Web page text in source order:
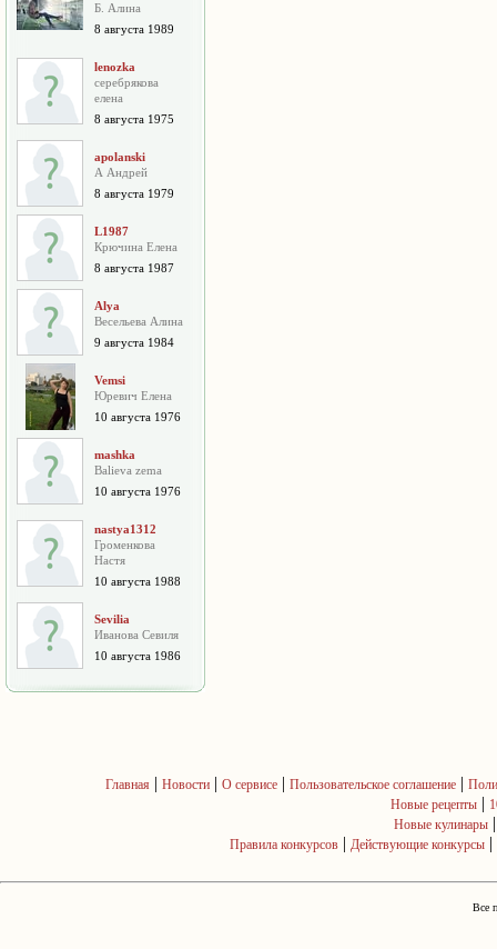
Б. Алина
8 августа 1989
lenozka
серебрякова
елена
8 августа 1975
apolanski
А Андрей
8 августа 1979
L1987
Крючина Елена
8 августа 1987
Alya
Весельева Алина
9 августа 1984
Vemsi
Юревич Елена
10 августа 1976
mashka
Balieva zema
10 августа 1976
nastya1312
Громенкова
Настя
10 августа 1988
Sevilia
Иванова Севиля
10 августа 1986
Главная | Новости| О сервисе| Пользовательское соглашение|
Новые рецепты |
Новые кулинары
Правила конкурсов | Действующие конкурсы |
Все